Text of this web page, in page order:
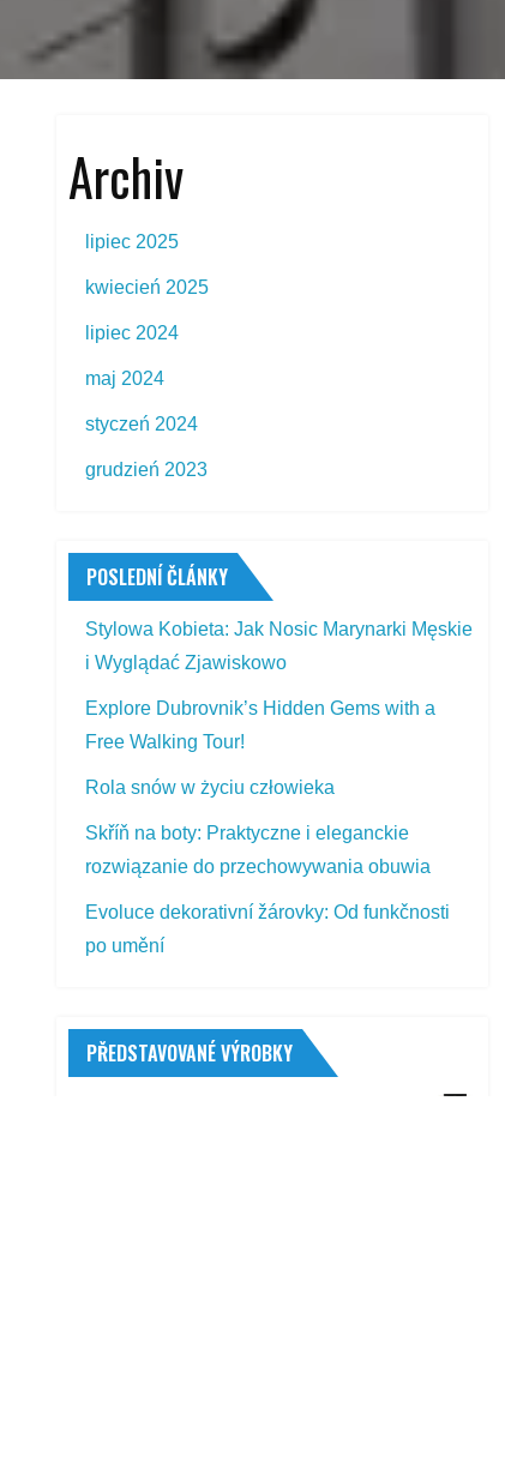
Archiv
lipiec 2025
kwiecień 2025
lipiec 2024
maj 2024
styczeń 2024
grudzień 2023
POSLEDNÍ ČLÁNKY
Stylowa Kobieta: Jak Nosic Marynarki Męskie
i Wyglądać Zjawiskowo
Explore Dubrovnik’s Hidden Gems with a
Free Walking Tour!
Rola snów w życiu człowieka
Skříň na boty: Praktyczne i eleganckie
rozwiązanie do przechowywania obuwia
Evoluce dekorativní žárovky: Od funkčnosti
po umění
PŘEDSTAVOVANÉ VÝROBKY